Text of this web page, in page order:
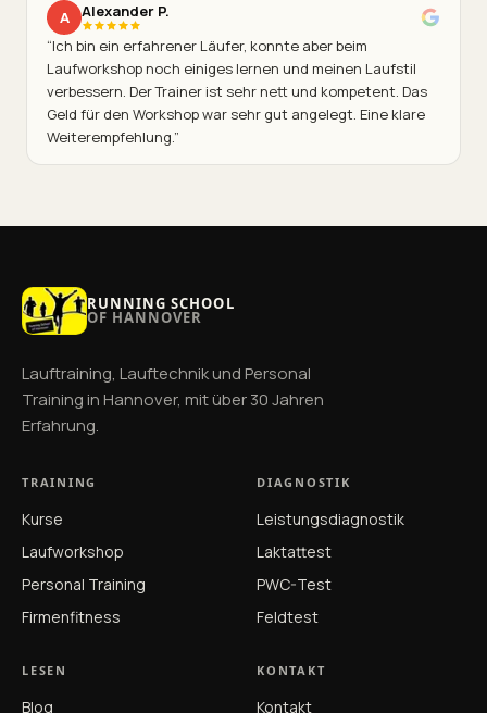
A
Alexander P.
“Ich bin ein erfahrener Läufer, konnte aber beim
Laufworkshop noch einiges lernen und meinen Laufstil
verbessern. Der Trainer ist sehr nett und kompetent. Das
Geld für den Workshop war sehr gut angelegt. Eine klare
Weiterempfehlung.”
RUNNING SCHOOL
OF HANNOVER
Lauftraining, Lauftechnik und Personal
Training in Hannover, mit über 30 Jahren
Erfahrung.
TRAINING
Kurse
Laufworkshop
Personal Training
Firmenfitness
DIAGNOSTIK
Leistungsdiagnostik
Laktattest
PWC-Test
Feldtest
LESEN
Blog
KONTAKT
Kontakt